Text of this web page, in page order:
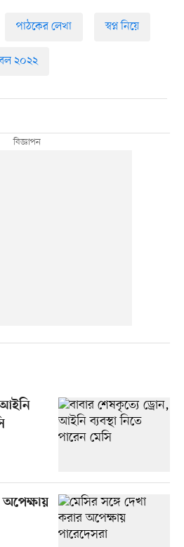
পাঠকের লেখা স্বপ্ন নিয়ে
২০২২
আইনি
অপেক্ষায়